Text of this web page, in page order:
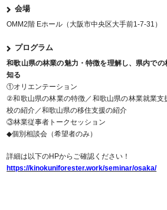
会場
OMM2階 Eホール（大阪市中央区大手前1-7-31）
プログラム
和歌山県の林業の魅力・特徴を理解し、県内で
知る
①オリエンテーション
②和歌山県の林業の特徴／和歌山県の林業就業支
校の紹介／和歌山県の移住支援の紹介
③林業従事者トークセッション
◆個別相談会（希望者のみ）
詳細は以下のHPからご確認ください！
https://kinokuniforester.work/seminar/osaka/